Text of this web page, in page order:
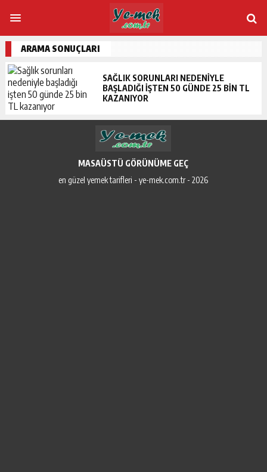
ARAMA SONUÇLARI
SAĞLIK SORUNLARI NEDENIYLE
BAŞLADIĞI IŞTEN 50 GÜNDE 25 BIN TL
KAZANIYOR
MASAÜSTÜ GÖRÜNÜME GEÇ
en güzel yemek tarifleri - ye-mek.com.tr - 2026